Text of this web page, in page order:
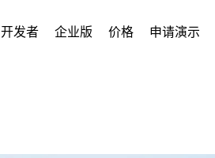
开发者 企业版 价格 申请演示